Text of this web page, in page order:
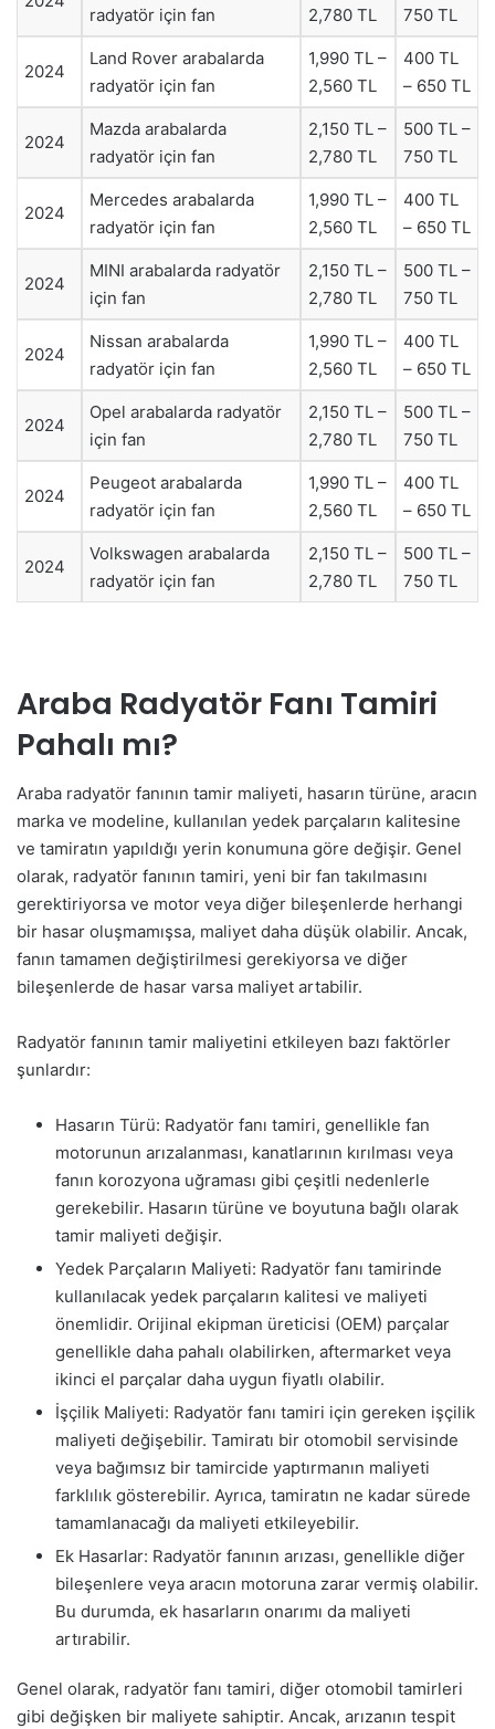
radyatör için fan 2,780 TL 750 TL
2024
Land Rover arabalarda
radyatör için fan
1,990 TL –
2,560 TL
400 TL
– 650 TL
2024
Mazda arabalarda
radyatör için fan
2,150 TL –
2,780 TL
500 TL –
750 TL
2024
Mercedes arabalarda
radyatör için fan
1,990 TL –
2,560 TL
400 TL
– 650 TL
2024
MINI arabalarda radyatör
için fan
2,150 TL –
2,780 TL
500 TL –
750 TL
2024
Nissan arabalarda
radyatör için fan
1,990 TL –
2,560 TL
400 TL
– 650 TL
2024
Opel arabalarda radyatör
için fan
2,150 TL –
2,780 TL
500 TL –
750 TL
2024
Peugeot arabalarda
radyatör için fan
1,990 TL –
2,560 TL
400 TL
– 650 TL
2024
Volkswagen arabalarda
radyatör için fan
2,150 TL –
2,780 TL
500 TL –
750 TL
Araba Radyatör Fanı Tamiri
Pahalı mı?
Araba radyatör fanının tamir maliyeti, hasarın türüne, aracın
marka ve modeline, kullanılan yedek parçaların kalitesine
ve tamiratın yapıldığı yerin konumuna göre değişir. Genel
olarak, radyatör fanının tamiri, yeni bir fan takılmasını
gerektiriyorsa ve motor veya diğer bileşenlerde herhangi
bir hasar oluşmamışsa, maliyet daha düşük olabilir. Ancak,
fanın tamamen değiştirilmesi gerekiyorsa ve diğer
bileşenlerde de hasar varsa maliyet artabilir.
Radyatör fanının tamir maliyetini etkileyen bazı faktörler
şunlardır:
Hasarın Türü: Radyatör fanı tamiri, genellikle fan
motorunun arızalanması, kanatlarının kırılması veya
fanın korozyona uğraması gibi çeşitli nedenlerle
gerekebilir. Hasarın türüne ve boyutuna bağlı olarak
tamir maliyeti değişir.
Yedek Parçaların Maliyeti: Radyatör fanı tamirinde
kullanılacak yedek parçaların kalitesi ve maliyeti
önemlidir. Orijinal ekipman üreticisi (OEM) parçalar
genellikle daha pahalı olabilirken, aftermarket veya
ikinci el parçalar daha uygun fiyatlı olabilir.
İşçilik Maliyeti: Radyatör fanı tamiri için gereken işçilik
maliyeti değişebilir. Tamiratı bir otomobil servisinde
veya bağımsız bir tamircide yaptırmanın maliyeti
farklılık gösterebilir. Ayrıca, tamiratın ne kadar sürede
tamamlanacağı da maliyeti etkileyebilir.
Ek Hasarlar: Radyatör fanının arızası, genellikle diğer
bileşenlere veya aracın motoruna zarar vermiş olabilir.
Bu durumda, ek hasarların onarımı da maliyeti
artırabilir.
Genel olarak, radyatör fanı tamiri, diğer otomobil tamirleri
gibi değişken bir maliyete sahiptir. Ancak, arızanın tespit